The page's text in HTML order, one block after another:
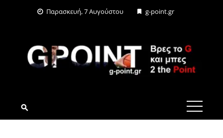
Παρασκευή, 7 Αυγούστου g-point.gr
G-POINT.GR